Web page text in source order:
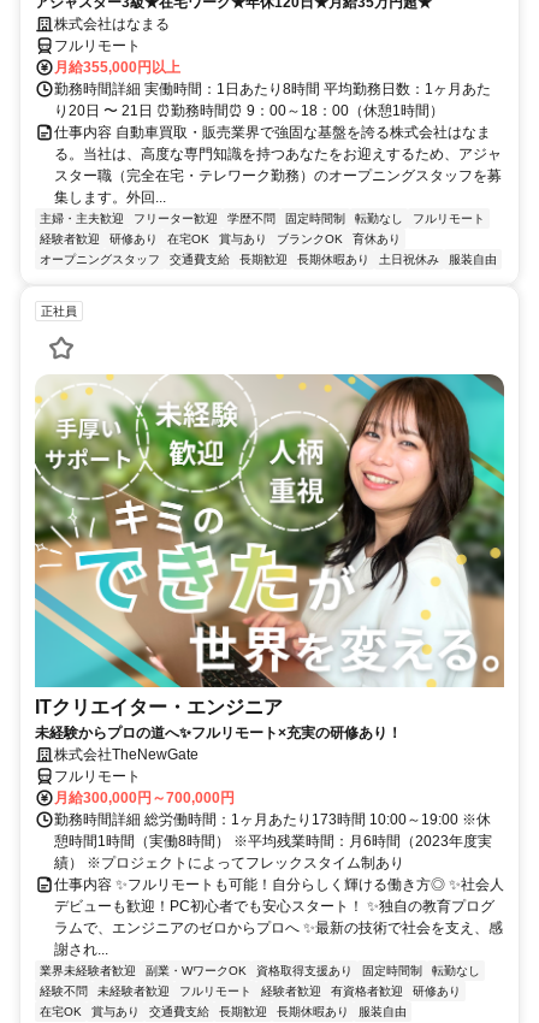
株式会社はなまる
フルリモート
月給355,000円以上
勤務時間詳細 実働時間：1日あたり8時間 平均勤務日数：1ヶ月あた
り20日 〜 21日 ⏰勤務時間⏰ 9：00～18：00（休憩1時間）
仕事内容 自動車買取・販売業界で強固な基盤を誇る株式会社はなま
る。当社は、高度な専門知識を持つあなたをお迎えするため、アジャ
スター職（完全在宅・テレワーク勤務）のオープニングスタッフを募
集します。外回...
主婦・主夫歓迎 フリーター歓迎 学歴不問 固定時間制 転勤なし
フルリモート
経験者歓迎
研修あり 在宅OK 賞与あり ブランクOK
育休あり
オープニングスタッフ
交通費支給 長期歓迎 長期休暇あり 土日祝休み 服装自由
正社員
ITクリエイター・エンジニア
未経験からプロの道へ✨フルリモート×充実の研修あり！
株式会社TheNewGate
フルリモート
月給300,000円～700,000円
勤務時間詳細 総労働時間：1ヶ月あたり173時間 10:00～19:00 ※休
憩時間1時間（実働8時間） ※平均残業時間：月6時間（2023年度実
績） ※プロジェクトによってフレックスタイム制あり
仕事内容 ✨フルリモートも可能！自分らしく輝ける働き方◎ ✨社会人
デビューも歓迎！PC初心者でも安心スタート！ ✨独自の教育プログ
ラムで、エンジニアのゼロからプロへ ✨最新の技術で社会を支え、感
謝され...
業界未経験者歓迎 副業・WワークOK 資格取得支援あり 固定時間制
転勤なし
経験不問
未経験者歓迎 フルリモート 経験者歓迎 有資格者歓迎
研修あり
在宅OK
賞与あり 交通費支給 長期歓迎 長期休暇あり 服装自由